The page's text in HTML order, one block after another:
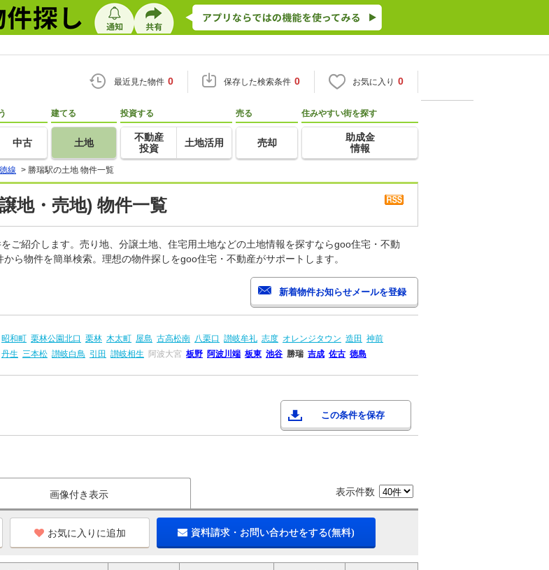
最近見た物件 0 保存した検索条件 0 お気に入り 0
中古
建てる
土地
投資する
不動産
投資
土地活用
売る
売却
住みやすい街を探す
助成金
情報
線 > 勝瑞駅の土地 物件一覧
地・売地) 物件一覧
ご紹介します。売り地、分譲土地、住宅用土地などの土地情報を探すならgoo住宅・不動
ら物件を簡単検索。理想の物件探しをgoo住宅・不動産がサポートします。
昭和町 栗林公園北口 栗林 木太町 屋島 古高松南 八栗口 讃岐牟礼 志度 オレンジタウン 造田 神前
丹生 三本松 讃岐白鳥 引田 讃岐相生 阿波大宮 板野 阿波川端 板東 池谷 勝瑞 吉成 佐古 徳島
この条件を保存
画像付き表示 表示件数
お気に入りに追加 資料請求・お問い合わせをする(無料)